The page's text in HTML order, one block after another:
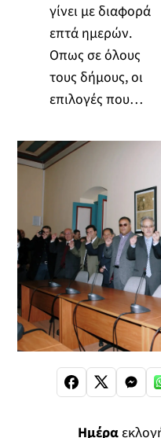
γίνει με διαφορά
επτά ημερών.
Οπως σε όλους
τους δήμους, οι
επιλογές που…
Ημέρα